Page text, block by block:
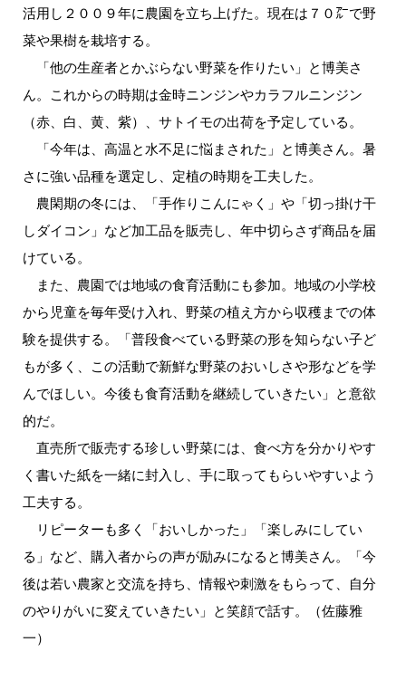
活用し２００９年に農園を立ち上げた。現在は７０㌃で野
菜や果樹を栽培する。
「他の生産者とかぶらない野菜を作りたい」と博美さ
ん。これからの時期は金時ニンジンやカラフルニンジン
（赤、白、黄、紫）、サトイモの出荷を予定している。
「今年は、高温と水不足に悩まされた」と博美さん。暑
さに強い品種を選定し、定植の時期を工夫した。
農閑期の冬には、「手作りこんにゃく」や「切っ掛け干
しダイコン」など加工品を販売し、年中切らさず商品を届
けている。
また、農園では地域の食育活動にも参加。地域の小学校
から児童を毎年受け入れ、野菜の植え方から収穫までの体
験を提供する。「普段食べている野菜の形を知らない子ど
もが多く、この活動で新鮮な野菜のおいしさや形などを学
んでほしい。今後も食育活動を継続していきたい」と意欲
的だ。
直売所で販売する珍しい野菜には、食べ方を分かりやす
く書いた紙を一緒に封入し、手に取ってもらいやすいよう
工夫する。
リピーターも多く「おいしかった」「楽しみにしてい
る」など、購入者からの声が励みになると博美さん。「今
後は若い農家と交流を持ち、情報や刺激をもらって、自分
のやりがいに変えていきたい」と笑顔で話す。（佐藤雅
一）